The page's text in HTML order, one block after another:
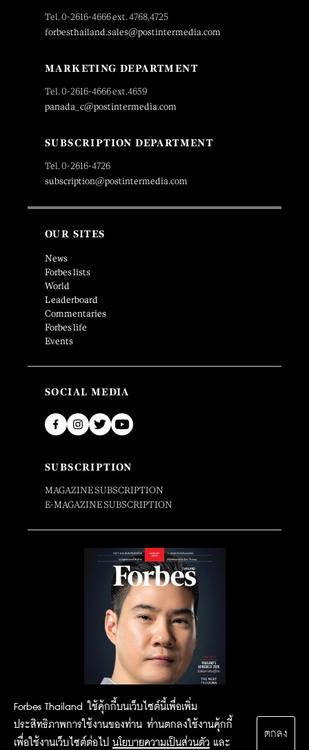
Forbes Thailand ใช้คุ้กกี้บนเว็บไซต์นี้เพื่อเพิ่ม
ประสิทธิภาพการใช้งานของท่าน ท่านตกลงใช้งานคุ้กกี้
เพื่อใช้งานเว็บไซต์ต่อไป นโยบายความเป็นส่วนตัว และ
ตกลง
Tel. 0-2616-4666 ext. 4768,4725
forbesthailand.sales@postintermedia.com
MARKETING DEPARTMENT
Tel. 0-2616-4666 ext.4659
panada_c@postintermedia.com
SUBSCRIPTION DEPARTMENT
Tel. 0-2616-4726
subscription@postintermedia.com
OUR SITES
News
Forbes lists
World
Leaderboard
Commentaries
Forbes life
Events
SOCIAL MEDIA
SUBSCRIPTION
MAGAZINE SUBSCRIPTION
E-MAGAZINE SUBSCRIPTION